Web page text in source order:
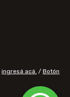
ingresá acá. / Botón